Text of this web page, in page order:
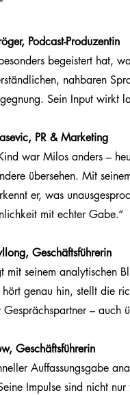
Podcast-Produzentin
begeistert hat,
nahbaren
Sein Input wirkt
PR & Marketing
war Milos anders –
übersehen. Mit
er, was
mit echter Gabe.“
Geschäftsführerin
mit seinem analytischen
genau hin, stellt die
Gesprächspartner – auch
Geschäftsführerin
Auffassungsgabe
Impulse sind nicht